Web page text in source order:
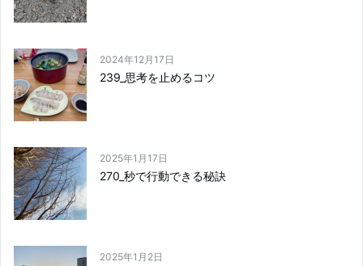
2024年12月17日
239_思考を止めるコツ
2025年1月17日
270_秒で行動できる秘訣
2025年1月2日